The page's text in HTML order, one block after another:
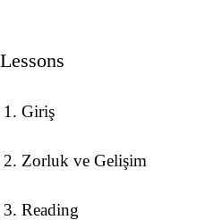
Lessons
Giriş
Zorluk ve Gelişim
Reading